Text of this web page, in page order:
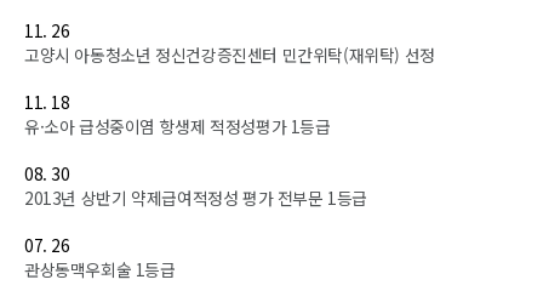
11. 26
고양시 아동청소년 정신건강증진센터 민간위탁(재위탁) 선정
11. 18
유·소아 급성중이염 항생제 적정성평가 1등급
08. 30
2013년 상반기 약제급여적정성 평가 전부문 1등급
07. 26
관상동맥우회술 1등급